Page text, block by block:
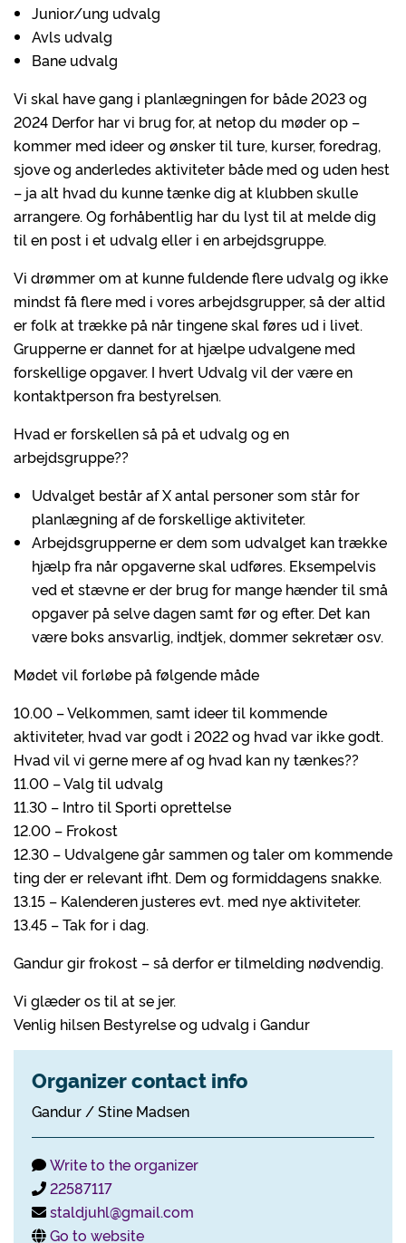
Junior/ung udvalg
Avls udvalg
Bane udvalg
Vi skal have gang i planlægningen for både 2023 og
2024 Derfor har vi brug for, at netop du møder op –
kommer med ideer og ønsker til ture, kurser, foredrag,
sjove og anderledes aktiviteter både med og uden hest
– ja alt hvad du kunne tænke dig at klubben skulle
arrangere. Og forhåbentlig har du lyst til at melde dig
til en post i et udvalg eller i en arbejdsgruppe.
Vi drømmer om at kunne fuldende flere udvalg og ikke
mindst få flere med i vores arbejdsgrupper, så der altid
er folk at trække på når tingene skal føres ud i livet.
Grupperne er dannet for at hjælpe udvalgene med
forskellige opgaver. I hvert Udvalg vil der være en
kontaktperson fra bestyrelsen.
Hvad er forskellen så på et udvalg og en
arbejdsgruppe??
Udvalget består af X antal personer som står for
planlægning af de forskellige aktiviteter.
Arbejdsgrupperne er dem som udvalget kan trække
hjælp fra når opgaverne skal udføres. Eksempelvis
ved et stævne er der brug for mange hænder til små
opgaver på selve dagen samt før og efter. Det kan
være boks ansvarlig, indtjek, dommer sekretær osv.
Mødet vil forløbe på følgende måde
10.00 – Velkommen, samt ideer til kommende
aktiviteter, hvad var godt i 2022 og hvad var ikke godt.
Hvad vil vi gerne mere af og hvad kan ny tænkes??
11.00 – Valg til udvalg
11.30 – Intro til Sporti oprettelse
12.00 – Frokost
12.30 – Udvalgene går sammen og taler om kommende
ting der er relevant ifht. Dem og formiddagens snakke.
13.15 – Kalenderen justeres evt. med nye aktiviteter.
13.45 – Tak for i dag.
Gandur gir frokost – så derfor er tilmelding nødvendig.
Vi glæder os til at se jer.
Venlig hilsen Bestyrelse og udvalg i Gandur
Organizer contact info
Gandur / Stine Madsen
Write to the organizer
22587117
staldjuhl@gmail.com
Go to website